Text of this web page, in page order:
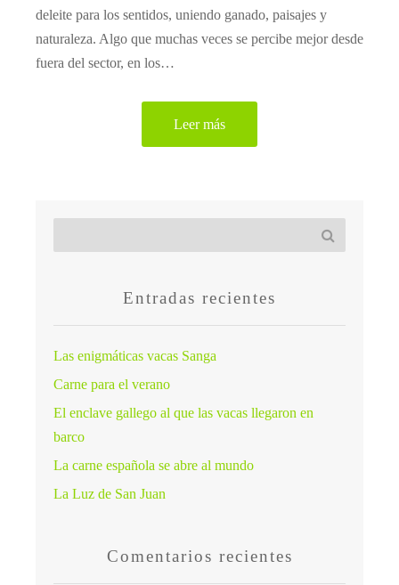
deleite para los sentidos, uniendo ganado, paisajes y
naturaleza. Algo que muchas veces se percibe mejor desde
fuera del sector, en los…
Leer más
Entradas recientes
Las enigmáticas vacas Sanga
Carne para el verano
El enclave gallego al que las vacas llegaron en
barco
La carne española se abre al mundo
La Luz de San Juan
Comentarios recientes